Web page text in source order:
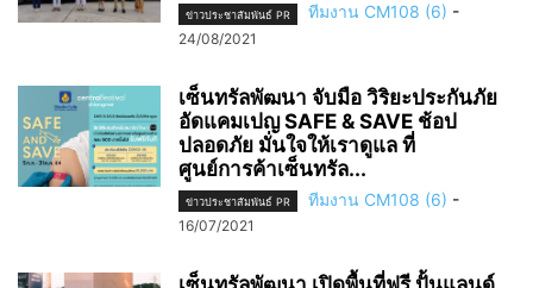
ข่าวประชาสัมพันธ์ PR ทีมงาน CM108 (6) -
24/08/2021
เซ็นทรัลพัฒนา จับมือ วิริยะประกันภัย
อัดแคมเปญ SAFE & SAVE ช้อป
ปลอดภัย มั่นใจให้เราดูแล ที่
ศูนย์การค้าเซ็นทรัล...
ข่าวประชาสัมพันธ์ PR ทีมงาน CM108 (6) -
16/07/2021